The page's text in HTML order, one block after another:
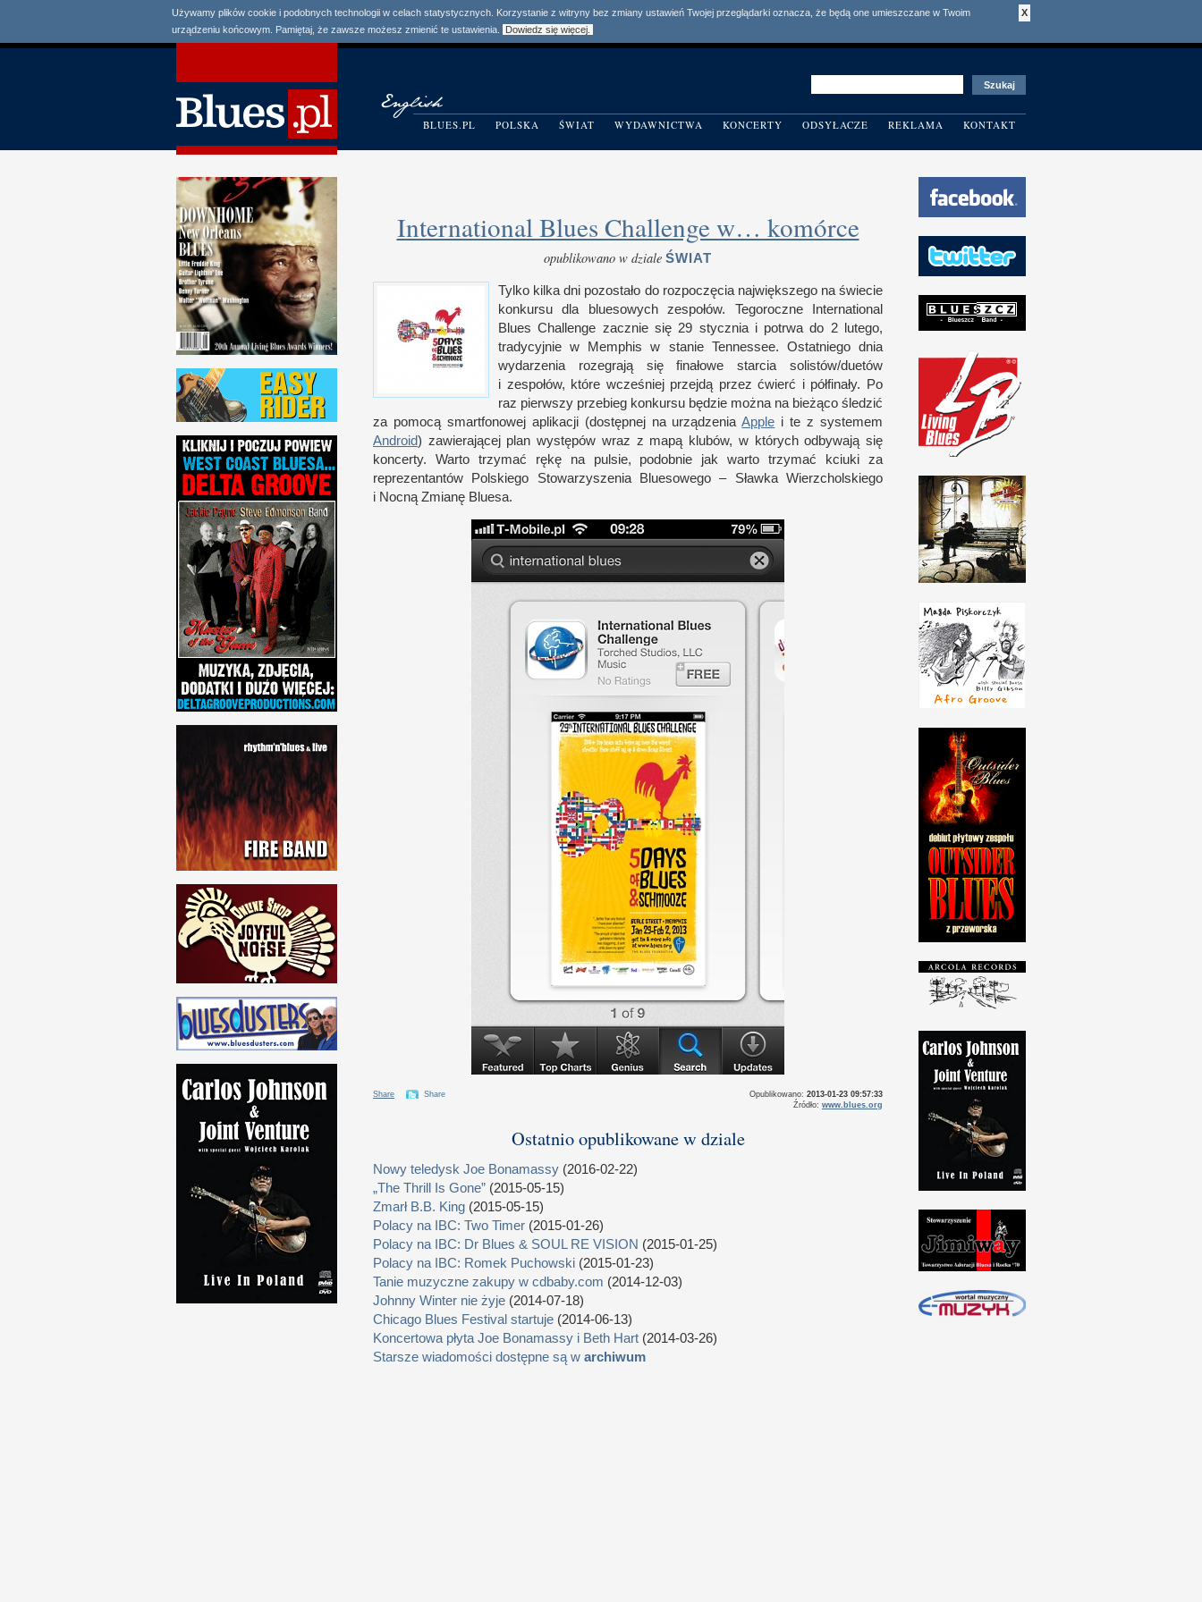
X
Używamy plików cookie i podobnych technologii w celach statystycznych. Korzystanie z witryny bez zmiany ustawień Twojej przeglądarki oznacza, że będą one umieszczane w Twoim
urządzeniu końcowym. Pamiętaj, że zawsze możesz zmienić te ustawienia.
Dowiedz się więcej.
BLUES.PL POLSKA ŚWIAT WYDAWNICTWA KONCERTY ODSYŁACZE REKLAMA KONTAKT
International Blues Challenge w… komórce
opublikowano w dziale ŚWIAT
Tylko kilka dni pozostało do roz­poczęcia naj­więk­szego na świecie
kon­kursu dla bluesowych zespołów. Tegoroczne Inter­national
Blues Chal­lenge zacznie się 29 stycz­nia i potrwa do 2 lutego,
tradycyj­niew Mem­phisw stanie Ten­nes­see. Ostat­niego dnia
wydarzenia roze­grają się finałowe star­cia solistów/​duetów
i zespołów, które wcześniej przejdą przez ćwierć i pół­finały. Po
raz pierw­szy prze­bieg kon­kursu będzie można na bieżąco śledzić
za pomocą smart­fonowej aplikacji (dostęp­nej na urządzeniaApple i tez sys­temem
Android) zawierającej plan występów wraz z mapą klubów, w których odbywają się
kon­certy. Warto trzymać rękę na pul­sie, podob­nie jak warto trzymać kciuki za
reprezen­tan­tów Pol­skiego Stowarzyszenia Bluesowego – Sławka Wierz­chol­skiego
i Nocną Zmianę Bluesa.
Share Share Opublikowano: 2013-01-23 09:57:33
Źródło: www.blues.org
Ostatnio opublikowane w dziale
Nowy teledysk Joe Bonamassy (2016-02-22)
„The Thrill Is Gone” (2015-05-15)
Zmarł B.B. King (2015-05-15)
Polacy na IBC: Two Timer (2015-01-26)
Polacy na IBC: Dr Blues & SOUL RE VISION (2015-01-25)
Polacy na IBC: Romek Puchowski (2015-01-23)
Tanie muzyczne zakupy w cdbaby.com (2014-12-03)
Johnny Winter nie żyje (2014-07-18)
Chicago Blues Festival startuje (2014-06-13)
Koncertowa płyta Joe Bonamassy i Beth Hart (2014-03-26)
Starsze wiadomości dostępne są w archiwum